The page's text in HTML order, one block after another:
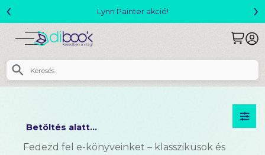
Lynn Painter akció!
‹ ›
Betöltés alatt...
Fedezd fel e-könyveinket – klasszikusok és